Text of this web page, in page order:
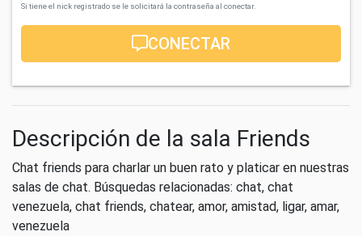
Si tiene el nick registrado se le solicitará la contraseña al conectar.
CONECTAR
Descripción de la sala Friends
Chat friends para charlar un buen rato y platicar en nuestras
salas de chat. Búsquedas relacionadas: chat, chat
venezuela, chat friends, chatear, amor, amistad, ligar, amar,
venezuela